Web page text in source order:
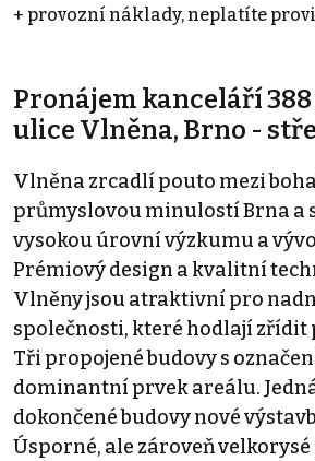
+ provozní náklady, neplatíte
Pronájem kanceláří 388
ulice Vlněna, Brno -
Vlněna zrcadlí pouto mezi
průmyslovou minulostí Brna a
vysokou úrovní výzkumu a
Prémiový design a kvalitní
Vlněny jsou atraktivní pro
společnosti, které hodlají zřídit
Tři propojené budovy s
dominantní prvek areálu.
dokončené budovy nové
Úsporné, ale zároveň